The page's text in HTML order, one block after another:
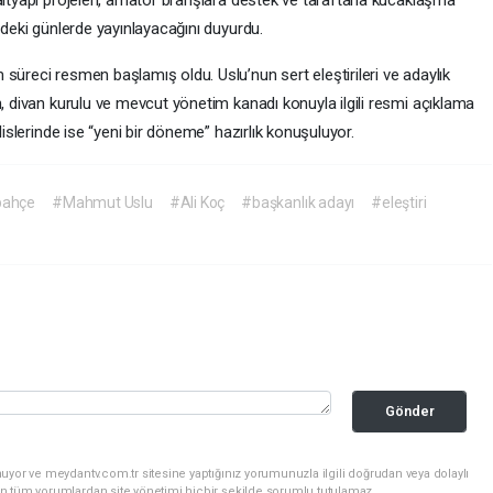
günlerde yayınlayacağını duyurdu.
resmen başlamış oldu. Uslu’nun sert eleştirileri ve adaylık
divan kurulu ve mevcut yönetim kanadı konuyla ilgili resmi açıklama
ise “yeni bir döneme” hazırlık konuşuluyor.
#Mahmut Uslu #Ali Koç #başkanlık adayı #eleştiri
Gönder
ve meydantv.com.tr sitesine yaptığınız yorumunuzla ilgili doğrudan veya dolaylı